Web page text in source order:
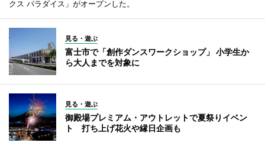
クス パラダイス」がオープンした。
見る・遊ぶ
富士市で「創作ダンスワークショップ」 小学生か
ら大人までを対象に
見る・遊ぶ
御殿場プレミアム・アウトレットで夏祭りイベン
ト 打ち上げ花火や縁日企画も